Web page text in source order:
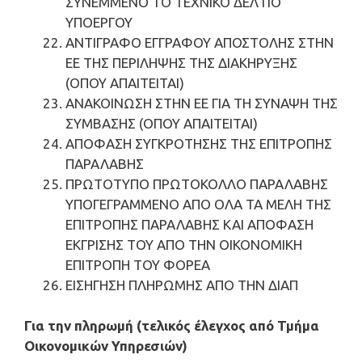
ΥΠΟΕΡΓΟΥ
ΑΝΤΙΓΡΑΦΟ ΕΓΓΡΑΦΟΥ ΑΠΟΣΤΟΛΗΣ ΣΤΗΝ
ΕΕ ΤΗΣ ΠΕΡΙΛΗΨΗΣ ΤΗΣ ΔΙΑΚΗΡΥΞΗΣ
(ΟΠΟΥ ΑΠΑΙΤΕΙΤΑΙ)
ΑΝΑΚΟΙΝΩΣΗ ΣΤΗΝ ΕΕ ΓΙΑ ΤΗ ΣΥΝΑΨΗ ΤΗΣ
ΣΥΜΒΑΣΗΣ (ΟΠΟΥ ΑΠΑΙΤΕΙΤΑΙ)
ΑΠΟΦΑΣΗ ΣΥΓΚΡΟΤΗΣΗΣ ΤΗΣ ΕΠΙΤΡΟΠΗΣ
ΠΑΡΑΛΑΒΗΣ
ΠΡΩΤΟΤΥΠΟ ΠΡΩΤΟΚΟΛΛΟ ΠΑΡΑΛΑΒΗΣ
ΥΠΟΓΕΓΡΑΜΜΕΝΟ ΑΠΟ ΟΛΑ ΤΑ ΜΕΛΗ ΤΗΣ
ΕΠΙΤΡΟΠΗΣ ΠΑΡΑΛΑΒΗΣ ΚΑΙ ΑΠΟΦΑΣΗ
ΕΚΓΡΙΣΗΣ ΤΟΥ ΑΠΟ ΤΗΝ ΟΙΚΟΝΟΜΙΚΗ
ΕΠΙΤΡΟΠΗ ΤΟΥ ΦΟΡΕΑ
ΕΙΣΗΓΗΣΗ ΠΛΗΡΩΜΗΣ ΑΠΟ ΤΗΝ ΔΙΑΠ
Για την πληρωμή (τελικός έλεγχος από Τμήμα
Οικονομικών Υπηρεσιών)